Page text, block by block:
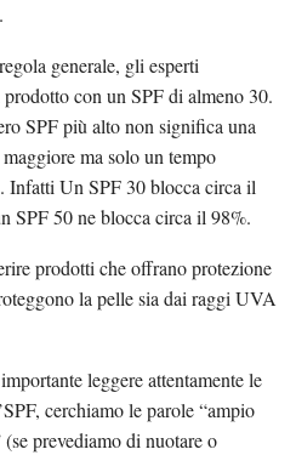
generale, gli esperti
con un SPF di almeno 30.
SPF più alto non significa una
ma solo un tempo
Infatti Un SPF 30 blocca circa il
SPF 50 ne blocca circa il 98%.
prodotti che offrano protezione
la pelle sia dai raggi UVA
leggere attentamente le
cerchiamo le parole “ampio
(se prevediamo di nuotare o